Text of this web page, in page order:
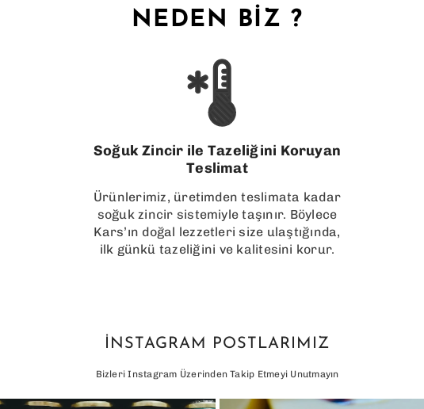
NEDEN BIZ ?
Soğuk Zincir ile Tazeliğini Koruyan
Teslimat
Ürünlerimiz, üretimden teslimata kadar
soğuk zincir sistemiyle taşınır. Böylece
Kars’ın doğal lezzetleri size ulaştığında,
ilk günkü tazeliğini ve kalitesini korur.
İNSTAGRAM POSTLARIMIZ
Bizleri Instagram Üzerinden Takip Etmeyi Unutmayın